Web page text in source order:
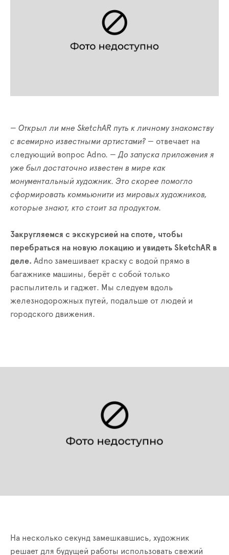
— Открыл ли мне SketchAR путь к личному знакомству
с всемирно известными артистами? — отвечает на
следующий вопрос Adno. — До запуска приложения я
уже был достаточно известен в мире как
монументальный художник. Это скорее помогло
сформировать коммьюнити из мировых художников,
которые знают, кто стоит за продуктом.
Закругляемся с экскурсией на споте, чтобы
перебраться на новую локацию и увидеть SketchAR в
деле. Adno замешивает краску с водой прямо в
багажнике машины, берёт с собой только
распылитель и гаджет. Мы следуем вдоль
железнодорожных путей, подальше от людей и
городского движения.
На несколько секунд замешкавшись, художник
решает для будущей работы использовать свежий